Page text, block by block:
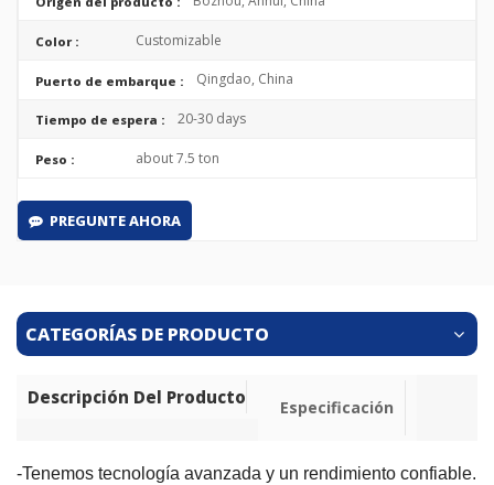
Color : Customizable
Puerto de embarque : Qingdao, China
Tiempo de espera : 20-30 days
Peso : about 7.5 ton
PREGUNTE AHORA
CATEGORÍAS DE PRODUCTO
Descripción Del Producto Especificación
-Tenemos tecnología avanzada y un rendimiento confiable.